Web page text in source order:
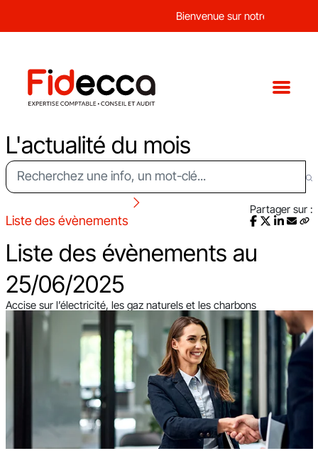
Bienvenue sur notre nouveau
L'actualité du mois
Liste des évènements
Partager sur :
Liste des évènements au
25/06/2025
Accise sur l’électricité, les gaz naturels et les charbons